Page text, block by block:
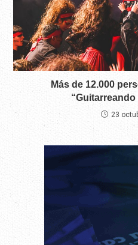
Más de 12.000
“Guitarreando
23